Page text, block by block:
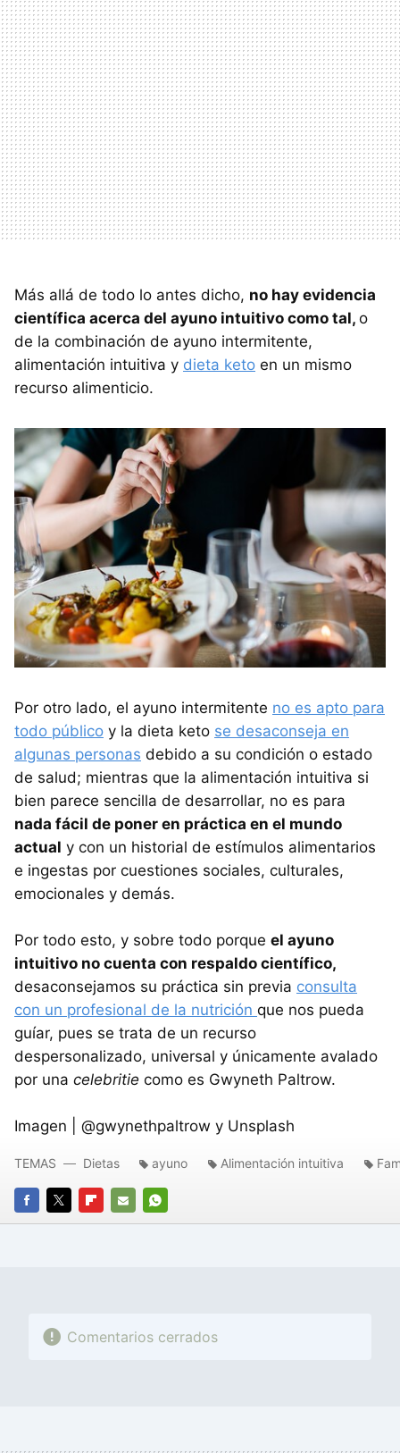
Más allá de todo lo antes dicho, no hay evidencia
científica acerca del ayuno intuitivo como tal, o
de la combinación de ayuno intermitente,
alimentación intuitiva y dieta keto en un mismo
recurso alimenticio.
Por otro lado, el ayuno intermitente no es apto para
todo público y la dieta keto se desaconseja en
algunas personas debido a su condición o estado
de salud; mientras que la alimentación intuitiva si
bien parece sencilla de desarrollar, no es para
nada fácil de poner en práctica en el mundo
actual y con un historial de estímulos alimentarios
e ingestas por cuestiones sociales, culturales,
emocionales y demás.
Por todo esto, y sobre todo porque el ayuno
intuitivo no cuenta con respaldo científico,
desaconsejamos su práctica sin previa consulta
con un profesional de la nutrición que nos pueda
guíar, pues se trata de un recurso
despersonalizado, universal y únicamente avalado
por una celebritie como es Gwyneth Paltrow.
Imagen | @gwynethpaltrow y Unsplash
FACEBOOK
TWITTERFLIPBOARD
E-
WHATSAPP
TEMAS Dietas ayuno Alimentación intuitiva
Comentarios cerrados